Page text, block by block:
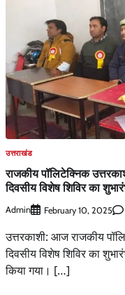
उत्तराखंड
राजकीय पॉलिटेक्निक
दिवसीय विशेष शिविर का
Admin February 10, 2025
उत्तरकाशी: आज राजकीय
दिवसीय विशेष शिविर का
किया गया। […]